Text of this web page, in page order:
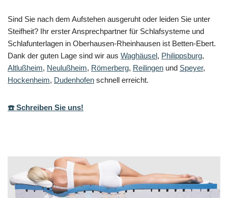
Sind Sie nach dem Aufstehen ausgeruht oder leiden Sie unter
Steifheit? Ihr erster Ansprechpartner für Schlafsysteme und
Schlafunterlagen in Oberhausen-Rheinhausen ist Betten-Ebert.
Dank der guten Lage sind wir aus Waghäusel, Philippsburg,
Altlußheim, Neulußheim, Römerberg, Reilingen und Speyer,
Hockenheim, Dudenhofen schnell erreicht.
☎️ Schreiben Sie uns!